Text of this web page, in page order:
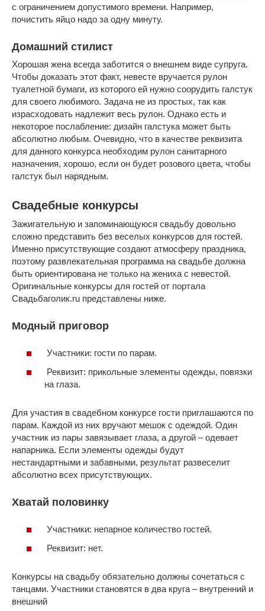
с ограничением допустимого времени. Например,
почистить яйцо надо за одну минуту.
Домашний стилист
Хорошая жена всегда заботится о внешнем виде супруга.
Чтобы доказать этот факт, невесте вручается рулон
туалетной бумаги, из которого ей нужно соорудить галстук
для своего любимого. Задача не из простых, так как
израсходовать надлежит весь рулон. Однако есть и
некоторое послабление: дизайн галстука может быть
абсолютно любым. Очевидно, что в качестве реквизита
для данного конкурса необходим рулон санитарного
назначения, хорошо, если он будет розового цвета, чтобы
галстук был нарядным.
Свадебные конкурсы
Зажигательную и запоминающуюся свадьбу довольно
сложно представить без веселых конкурсов для гостей.
Именно присутствующие создают атмосферу праздника,
поэтому развлекательная программа на свадьбе должна
быть ориентирована не только на жениха с невестой.
Оригинальные конкурсы для гостей от портала
Свадьбаголик.ru представлены ниже.
Модный приговор
Участники: гости по парам.
Реквизит: прикольные элементы одежды, повязки
на глаза.
Для участия в свадебном конкурсе гости приглашаются по
парам. Каждой из них вручают мешок с одеждой. Один
участник из пары завязывает глаза, а другой – одевает
напарника. Если элементы одежды будут
нестандартными и забавными, результат развеселит
абсолютно всех присутствующих.
Хватай половинку
Участники: непарное количество гостей.
Реквизит: нет.
Конкурсы на свадьбу обязательно должны сочетаться с
танцами. Участники становятся в два круга – внутренний и
внешний